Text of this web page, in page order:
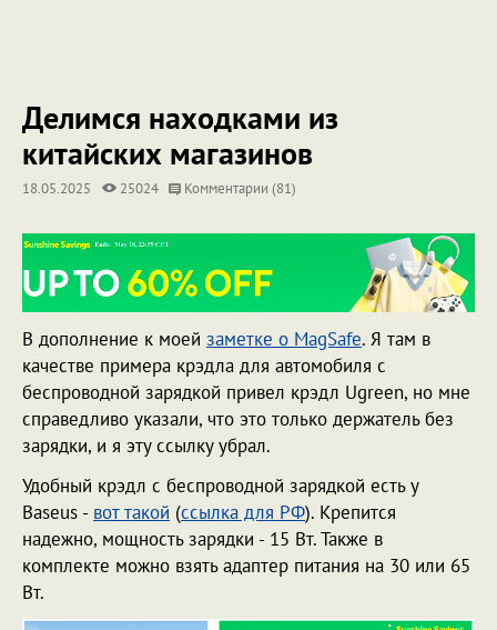
Делимся находками из
китайских магазинов
18.05.2025 25024 Комментарии (81)
В дополнение к моей заметке о MagSafe. Я там в
качестве примера крэдла для автомобиля с
беспроводной зарядкой привел крэдл Ugreen, но мне
справедливо указали, что это только держатель без
зарядки, и я эту ссылку убрал.
Удобный крэдл с беспроводной зарядкой есть у
Baseus - вот такой (ссылка для РФ). Крепится
надежно, мощность зарядки - 15 Вт. Также в
комплекте можно взять адаптер питания на 30 или 65
Вт.